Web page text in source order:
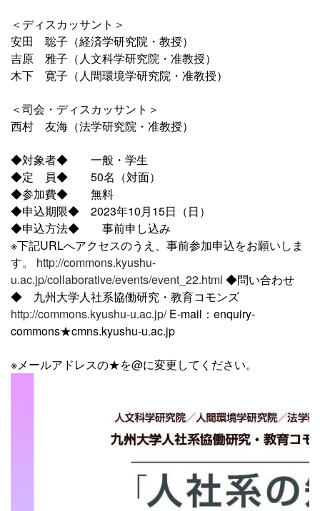
＜ディスカッサント＞
安田 聡子（経済学研究院・教授）
吉原 雅子（人文科学研究院・准教授）
木下 寛子（人間環境学研究院・准教授）
＜司会・ディスカッサント＞
西村 友海（法学研究院・准教授）
◆対象者◆ 一般・学生
◆定 員◆ 50名（対面）
◆参加費◆ 無料
◆申込期限◆ 2023年10月15日（日）
◆申込方法◆ 事前申し込み
※下記URLへアクセスのうえ、事前参加申込をお願いしま
す。 http://commons.kyushu-
u.ac.jp/collaborative/events/event_22.html ◆問い合わせ
◆ 九州大学人社系協働研究・教育コモンズ
http://commons.kyushu-u.ac.jp/E-mail：enquiry-
commons★cmns.kyushu-u.ac.jp
※メールアドレスの★を@に変更してください。